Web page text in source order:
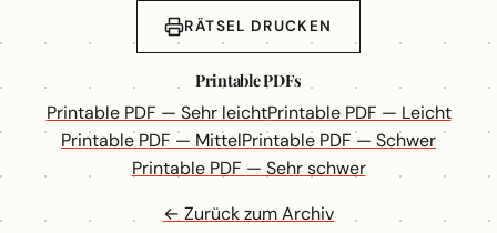
RÄTSEL DRUCKEN
Printable PDFs
Printable PDF — Sehr leichtPrintable PDF — Leicht
Printable PDF — MittelPrintable PDF — Schwer
Printable PDF — Sehr schwer
← Zurück zum Archiv